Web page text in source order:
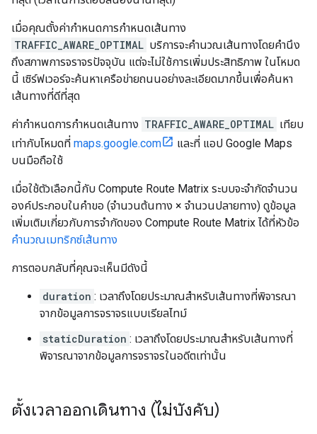
เมื่อคุณตั้งค่ากำหนดการกำหนดเส้นทาง
TRAFFIC_AWARE_OPTIMAL บริการจะคำนวณเส้นทางโดยคำนึง
ถึงสภาพการจราจรปัจจุบัน แต่จะไม่ใช้การเพิ่มประสิทธิภาพ ในโหมด
นี้ เซิร์ฟเวอร์จะค้นหาเครือข่ายถนนอย่างละเอียดมากขึ้นเพื่อค้นหา
เส้นทางที่ดีที่สุด
ค่ากำหนดการกำหนดเส้นทาง TRAFFIC_AWARE_OPTIMAL เทียบ
เท่ากับโหมดที่ maps.google.com
และที่ แอป Google Maps
บนมือถือใช้
เมื่อใช้ตัวเลือกนี้กับ Compute Route Matrix ระบบจะจำกัดจำนวน
องค์ประกอบในคำขอ (จำนวนต้นทาง × จำนวนปลายทาง) ดูข้อมูล
เพิ่มเติมเกี่ยวกับการจำกัดของ Compute Route Matrix ได้ที่หัวข้อ
คำนวณเมทริกซ์เส้นทาง
การตอบกลับที่คุณจะเห็นมีดังนี้
duration : เวลาถึงโดยประมาณสำหรับเส้นทางที่พิจารณา
จากข้อมูลการจราจรแบบเรียลไทม์
staticDuration : เวลาถึงโดยประมาณสำหรับเส้นทางที่
พิจารณาจากข้อมูลการจราจรในอดีตเท่านั้น
ตั้งเวลาออกเดินทาง (ไม่บังคับ)